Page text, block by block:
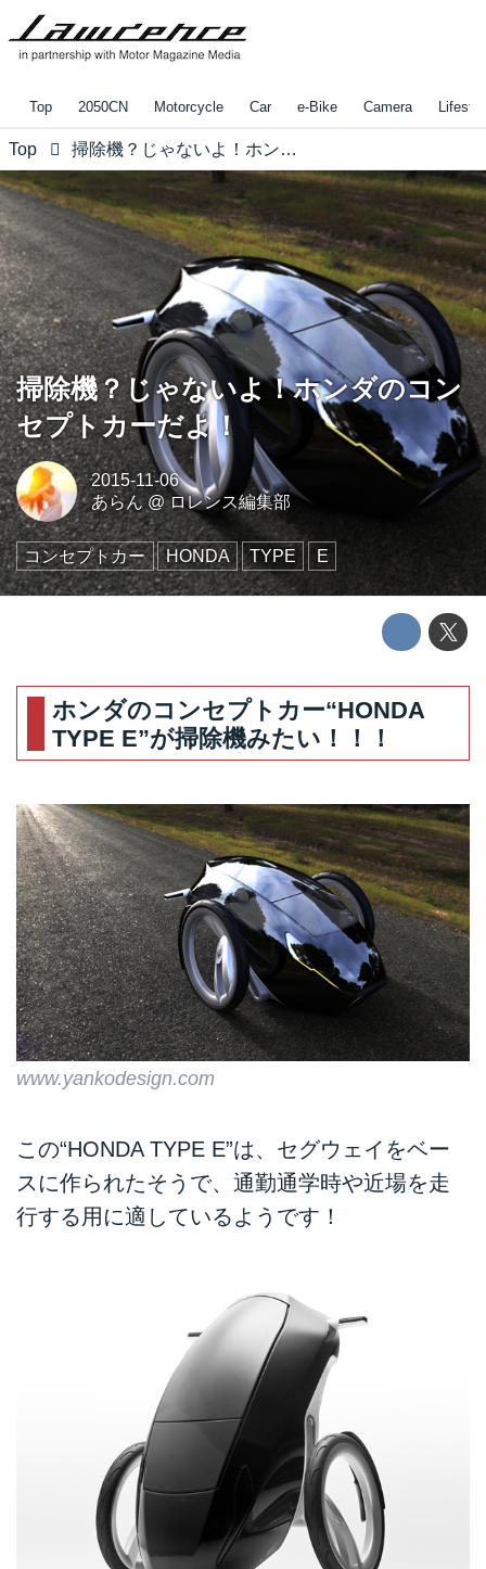
Top 2050CN Motorcycle Car e-Bike Camera
Top 掃除機？じゃないよ！ホンダのコンセプトカーだよ！
掃除機？じゃないよ！ホンダのコン
セプトカーだよ！
2015-11-06
あらん@ロレンス編集部
コンセプトカー HONDA TYPE E
ホンダのコンセプトカー“HONDA
TYPE E”が掃除機みたい！！！
www.yankodesign.com
この“HONDA TYPE E”は、セグウェイをベー
スに作られたそうで、通勤通学時や近場を走
行する用に適しているようです！